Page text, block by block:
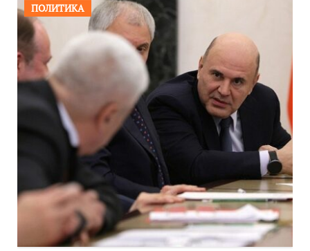
ПОЛИТИКА